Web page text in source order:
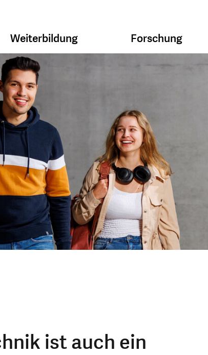
Weiterbildung Forschung
ist auch ein